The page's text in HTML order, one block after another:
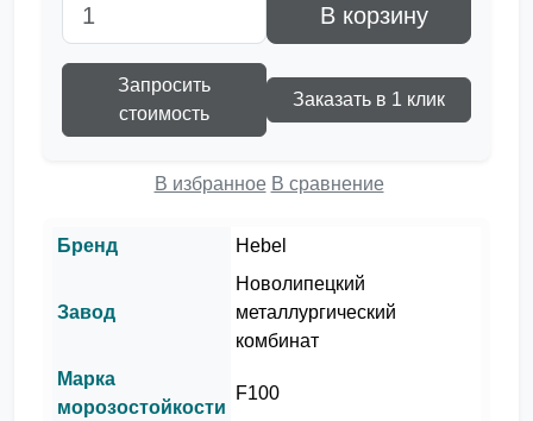
В корзину
Запросить
стоимость
Заказать в 1 клик
В избранное В сравнение
Бренд Hebel
Завод
Новолипецкий
металлургический
комбинат
Марка
морозостойкости
F100